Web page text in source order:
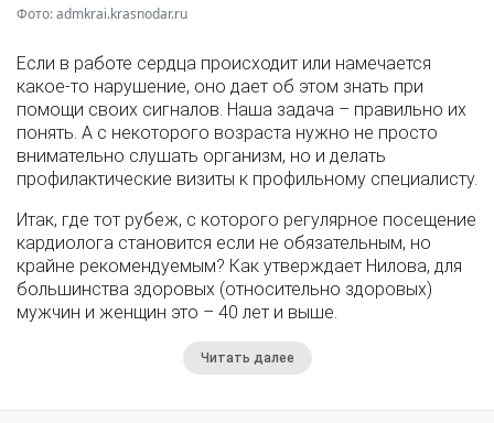
Фото: admkrai.krasnodar.ru
Если в работе сердца происходит или намечается
какое-то нарушение, оно дает об этом знать при
помощи своих сигналов. Наша задача – правильно их
понять. А с некоторого возраста нужно не просто
внимательно слушать организм, но и делать
профилактические визиты к профильному специалисту.
Итак, где тот рубеж, с которого регулярное посещение
кардиолога становится если не обязательным, но
крайне рекомендуемым? Как утверждает Нилова, для
большинства здоровых (относительно здоровых)
мужчин и женщин это – 40 лет и выше.
Читать далее